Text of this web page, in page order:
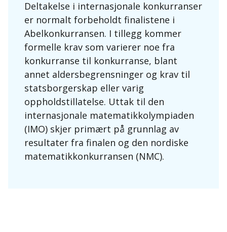
Deltakelse i internasjonale konkurranser
er normalt forbeholdt finalistene i
Abelkonkurransen. I tillegg kommer
formelle krav som varierer noe fra
konkurranse til konkurranse, blant
annet aldersbegrensninger og krav til
statsborgerskap eller varig
oppholdstillatelse. Uttak til den
internasjonale matematikkolympiaden
(IMO) skjer primært på grunnlag av
resultater fra finalen og den nordiske
matematikkonkurransen (NMC).